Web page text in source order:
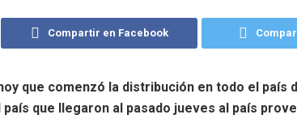
Compartir en Facebook
que comenzó la distribución en todo el país
que llegaron al pasado jueves al país